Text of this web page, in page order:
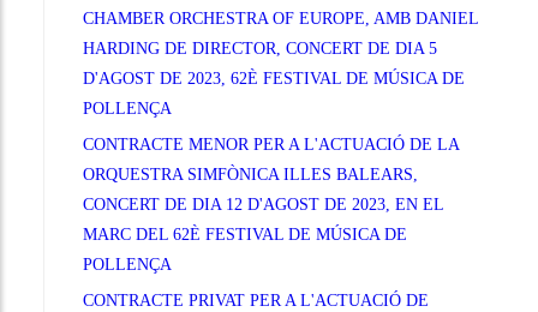
CHAMBER ORCHESTRA OF EUROPE, AMB DANIEL
HARDING DE DIRECTOR, CONCERT DE DIA 5
D'AGOST DE 2023, 62È FESTIVAL DE MÚSICA DE
POLLENÇA
CONTRACTE MENOR PER A L'ACTUACIÓ DE LA
ORQUESTRA SIMFÒNICA ILLES BALEARS,
CONCERT DE DIA 12 D'AGOST DE 2023, EN EL
MARC DEL 62È FESTIVAL DE MÚSICA DE
POLLENÇA
CONTRACTE PRIVAT PER A L'ACTUACIÓ DE